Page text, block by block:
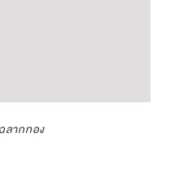
ลากทอง